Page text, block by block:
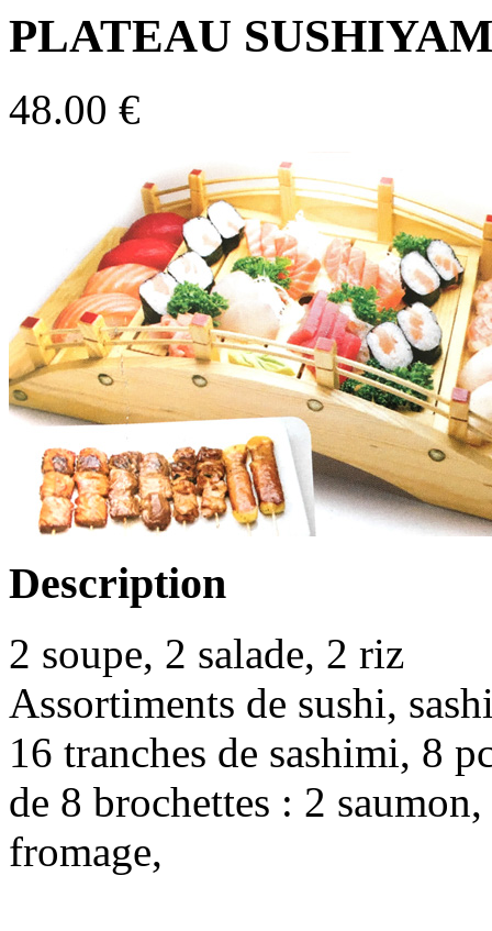
PLATEAU
48.00 €
Description
2 soupe, 2 salade, 2 riz
Assortiments de sushi,
16 tranches de sashimi, 8
de 8 brochettes : 2
fromage,